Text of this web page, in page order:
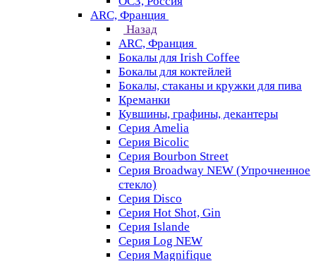
ARC, Франция
Назад
ARC, Франция
Бокалы для Irish Coffee
Бокалы для коктейлей
Бокалы, стаканы и кружки для пива
Креманки
Кувшины, графины, декантеры
Серия Amelia
Серия Bicolic
Серия Bourbon Street
Серия Broadway NEW (Упрочненное
стекло)
Серия Disco
Серия Hot Shot, Gin
Серия Islande
Серия Log NEW
Серия Magnifique